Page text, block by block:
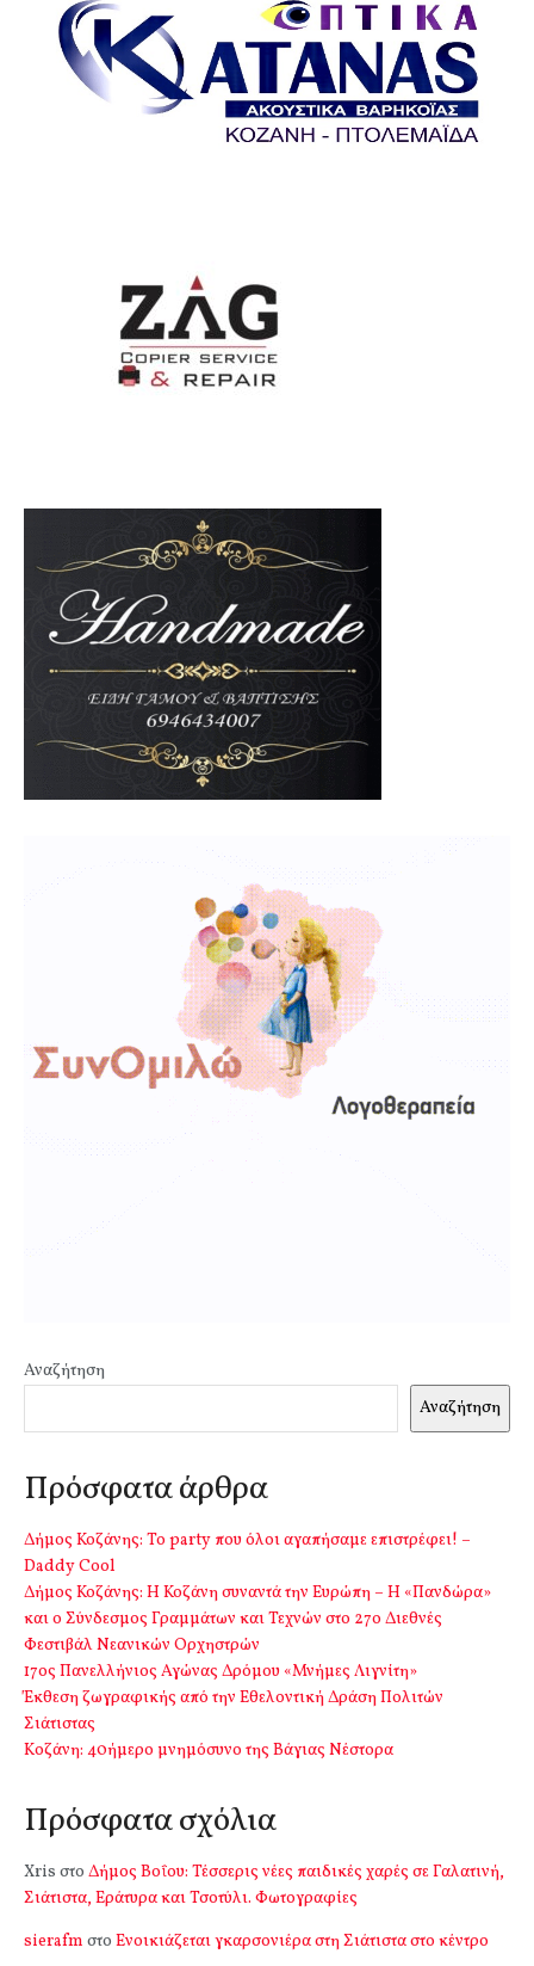
Αναζήτηση
Αναζήτηση
Πρόσφατα άρθρα
Δήμος Κοζάνης: Το party που όλοι αγαπήσαμε επιστρέφει! –
Daddy Cool
Δήμος Κοζάνης: Η Κοζάνη συναντά την Ευρώπη – Η «Πανδώρα»
και ο Σύνδεσμος Γραμμάτων και Τεχνών στο 27ο Διεθνές
Φεστιβάλ Νεανικών Ορχηστρών
17ος Πανελλήνιος Αγώνας Δρόμου «Μνήμες Λιγνίτη»
Έκθεση ζωγραφικής από την Εθελοντική Δράση Πολιτών
Σιάτιστας
Kοζάνη: 40ήμερο μνημόσυνο της Βάγιας Νέστορα
Πρόσφατα σχόλια
Xris στο Δήμος Βοΐου: Τέσσερις νέες παιδικές χαρές σε Γαλατινή,
Σιάτιστα, Εράτυρα και Τσοτύλι. Φωτογραφίες
sierafm στο Ενοικιάζεται γκαρσονιέρα στη Σιάτιστα στο κέντρο